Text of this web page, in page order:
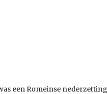
een Romeinse